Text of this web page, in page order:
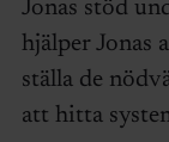
Jonas stöd
hjälper Jonas
ställa de
att hitta